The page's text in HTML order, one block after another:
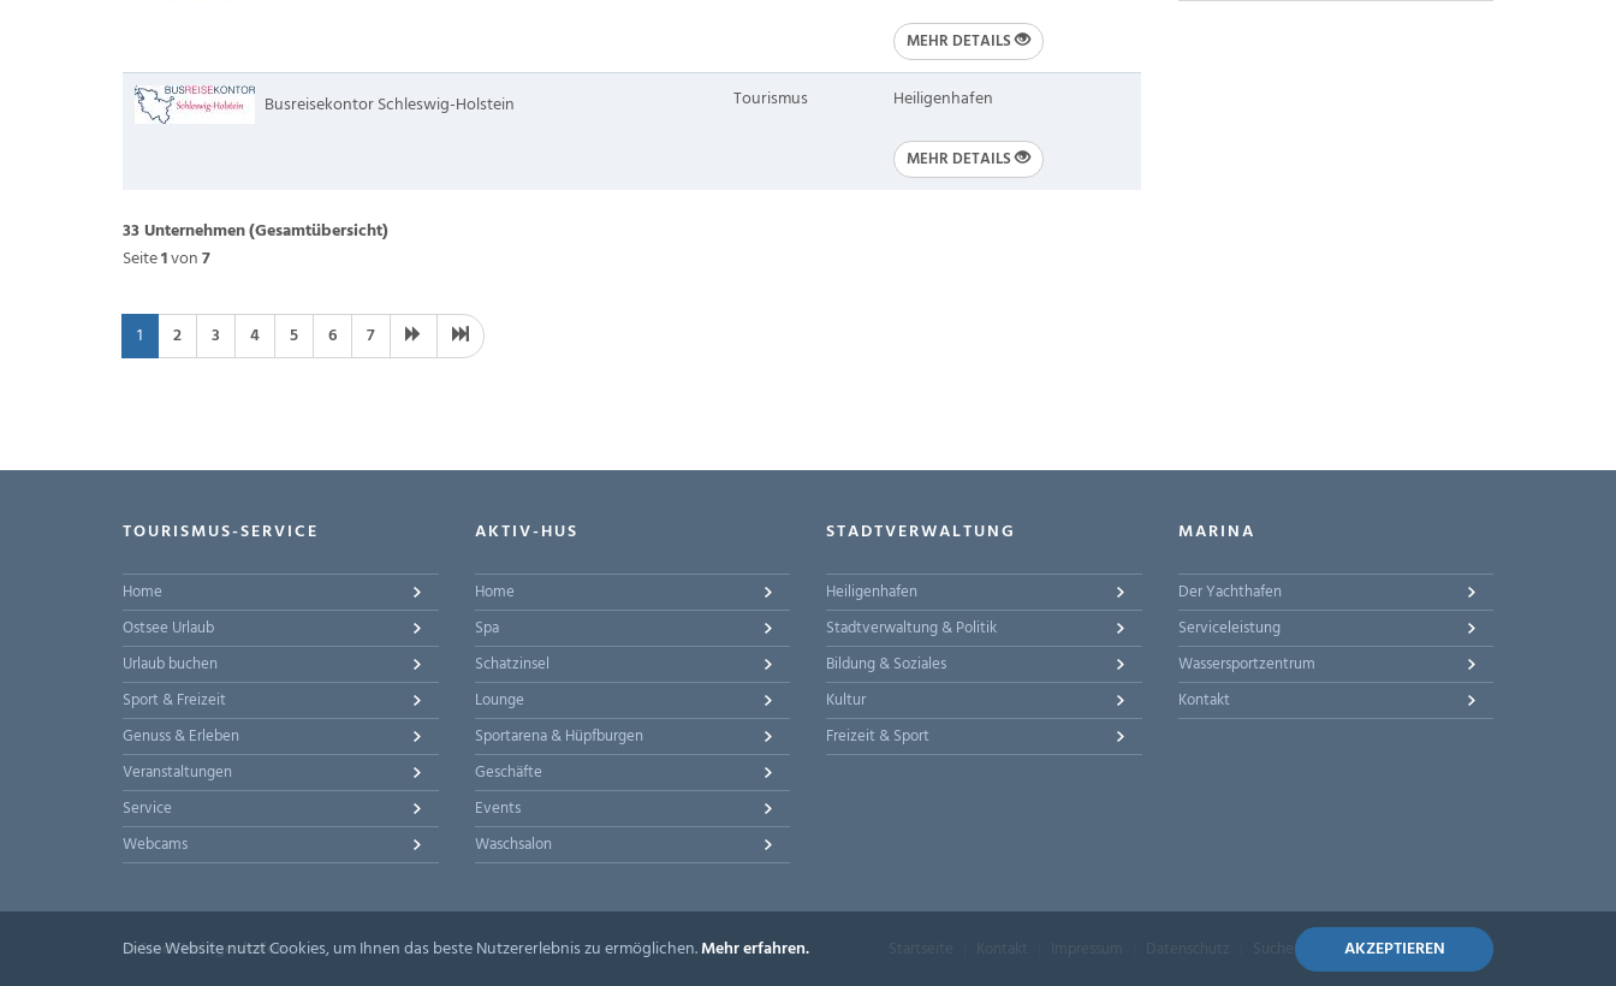
MEHR DETAILS
Busreisekontor Schleswig-Holstein Tourismus Heiligenhafen
MEHR DETAILS
33 Unternehmen(Gesamtübersicht)
Seite1von7
1 2 3 4 5 6 7
TOURISMUS-SERVICE
Home
Ostsee Urlaub
Urlaub buchen
Sport & Freizeit
Genuss & Erleben
Veranstaltungen
Service
Webcams
AKTIV-HUS
Home
Spa
Schatzinsel
Lounge
Sportarena & Hüpfburgen
Geschäfte
Events
Waschsalon
STADTVERWALTUNG
Heiligenhafen
Stadtverwaltung & Politik
Bildung & Soziales
Kultur
Freizeit & Sport
MARINA
Der Yachthafen
Serviceleistung
Wassersportzentrum
Kontakt
© Stadt Heiligenhafen Sitemap Barrierefreiheit
Diese Website nutzt Cookies, um Ihnen das beste Nutzererlebnis zu ermöglichen.Mehr erfahren. AKZEPTIEREN